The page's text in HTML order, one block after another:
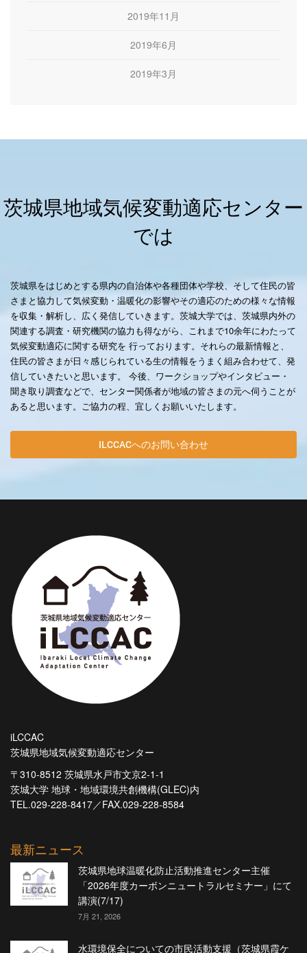
2019年11月
2019年6月
2019年3月
茨城県地域気候変動適応センター
では
茨城県をはじめとする県内の自治体や各種団体や学校、そして住民の皆
さまと協力して気候変動・温暖化の影響やその適応のための様々な情報
を収集・解析し、広く発信していきます。茨城大学では、茨城県内外の
関連する調査・研究機関の協力も得ながら、これまで10余年にわたって
気候変動適応に関する研究を 行っております。それらの最新情報と、
住民の皆さまが日々感じられている生の情報をうまく組み合わせて、発
信していきたいと思います。 今後、ワークショップやインタビュー・
聞き取り調査などで、センター関係者が地域の皆さまの元へ伺うことが
あると思います。ご協力の程、宜しくお願いいたします。
ILCCACへのお問い合わせ
iLCCAC
茨城県地域気候変動適応センター
〒310-8512 茨城県水戸市文京2-1-1
茨城大学 地球・地域環境共創機構(GLEC)内
TEL.029-228-8417／FAX.029-228-8584
最新ニュース
茨城県地球温暖化防止活動推進センター主催
「2026年度カーボンニュートラルセミナー」にて
講演(7/17)
7月 21, 2026
水環境保全についての市民活動支援（茨城県霞ケ